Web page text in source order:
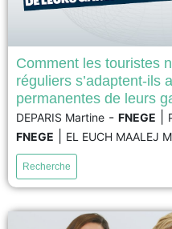
Les gares subissent des
croissance des mobilités et de la
des usagers tout en modifiant les
concentre sur l'expérience des
voir
Comment les touristes
réguliers s’adaptent-ils
permanentes de leurs
DEPARIS Martine - FNEGE
FNEGE EL EUCH MAALEJ
Recherche